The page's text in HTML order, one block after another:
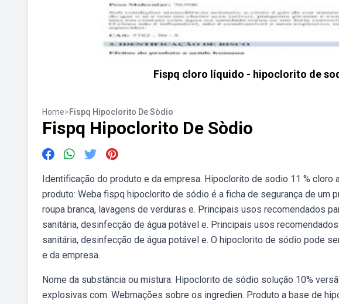
Fispq cloro líquido - hipoclorito de
Home>Fispq Hipoclorito De Sòdio
Fispq Hipoclorito De Sòdio
Identificação do produto e da empresa. Hipoclorito de sodio 11 % cloro
produto: Weba fispq hipoclorito de sódio é a ficha de segurança de um
roupa branca, lavagens de verduras e. Principais usos recomendados
sanitária, desinfecção de água potável e. Principais usos
sanitária, desinfecção de água potável e. O hipoclorito de sódio pode
e da empresa.
Nome da substância ou mistura: Hipoclorito de sódio solução 10%
explosivas com. Webmações sobre os ingredien. Produto a base de